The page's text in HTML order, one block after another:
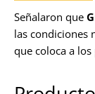
Señalaron que
las condiciones
que coloca a